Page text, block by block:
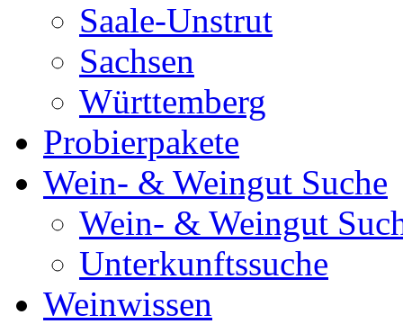
Saale-Unstrut
Sachsen
Württemberg
Probierpakete
Wein- & Weingut Suche
Wein- & Weingut
Unterkunftssuche
Weinwissen